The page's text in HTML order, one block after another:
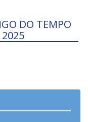
DO TEMPO
2025